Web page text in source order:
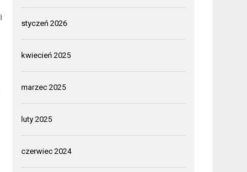
styczeń 2026
kwiecień 2025
marzec 2025
luty 2025
czerwiec 2024